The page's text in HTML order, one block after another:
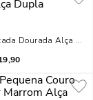
Dourada Alça